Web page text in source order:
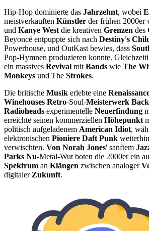
Hip-Hop dominierte das Jahrzehnt, wobei
meistverkauften Künstler der frühen 2000er
und Kanye West die kreativen Grenzen des
Beyoncé entpuppte sich nach Destiny's
Powerhouse, und OutKast bewies, dass
Pop-Hymnen produzieren konnte.
ein massives Revival mit Bands wie The
Monkeys und The Strokes.
Die britische Musik erlebte eine
Winehouses Retro-Soul-Meisterwerk Back
Radioheads experimentelle Neuerfindung
erreichte seinen kommerziellen Höhepunkt
politisch aufgeladenem American Idiot,
elektronischen Pioniere Daft Punk weiterhin
verwischten. Von Norah Jones' sanftem
Parks Nu-Metal-Wut boten die 2000er ein
Spektrum an Klängen zwischen analoger
digitaler Zukunft.